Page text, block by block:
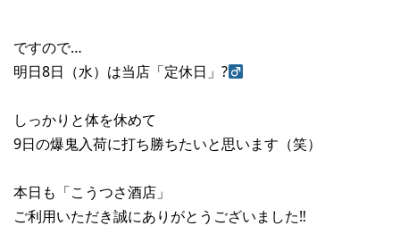
ですので…
明日8日（水）は当店「定休日」?‍
しっかりと体を休めて
9日の爆鬼入荷に打ち勝ちたいと思います（笑）
本日も「こうつさ酒店」
ご利用いただき誠にありがとうございました‼︎